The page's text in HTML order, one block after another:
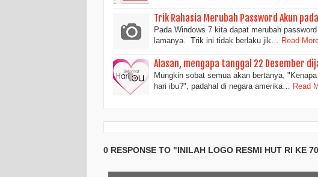
Trik Rahasia Merubah Password Akun
Pada Windows 7 kita dapat merubah
lamanya. Trik ini tidak berlaku jik…
Read
Alasan, mengapa tanggal 22 Desember
Mungkin sobat semua akan bertanya,
hari ibu?", padahal di negara amerika… Read
0 RESPONSE TO "INILAH LOGO RESMI HUT RI KE